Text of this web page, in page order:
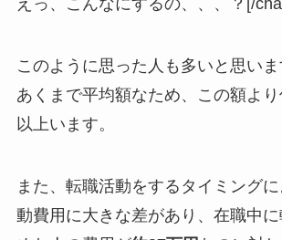
このように思った人も多いと思い
あくまで平均額なため、この額よ
以上います。
また、転職活動をするタイミング
動費用に大きな差があり、在職中